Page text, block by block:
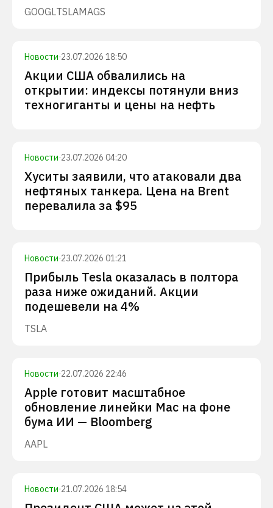
GOOGLTSLAMAGS
Новости·23.07.2026 18:50
Акции США обвалились на
открытии: индексы потянули вниз
техногиганты и цены на нефть
Новости·23.07.2026 04:20
Хуситы заявили, что атаковали два
нефтяных танкера. Цена на Brent
перевалила за $95
Новости·23.07.2026 01:21
Прибыль Tesla оказалась в полтора
раза ниже ожиданий. Акции
подешевели на 4%
TSLA
Новости·22.07.2026 22:46
Apple готовит масштабное
обновление линейки Mac на фоне
бума ИИ — Bloomberg
AAPL
Новости·21.07.2026 18:54